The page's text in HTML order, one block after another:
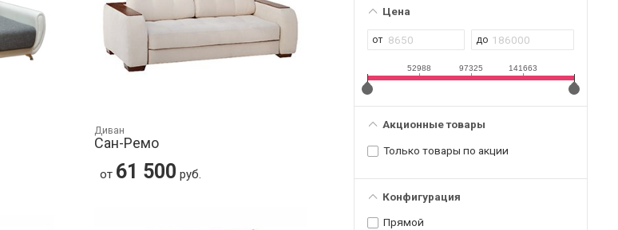
Цена
52988 97325 141663
Акционные товары
Только товары по акции
Конфигурация
Прямой
Диван
Сан-Ремо
от 61 500 руб.